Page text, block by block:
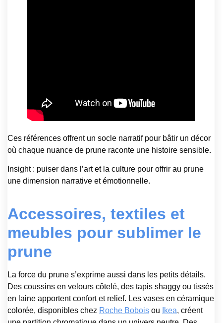
Ces références offrent un socle narratif pour bâtir un décor
où chaque nuance de prune raconte une histoire sensible.
Insight : puiser dans l’art et la culture pour offrir au prune
une dimension narrative et émotionnelle.
Accessoires, textiles et
meubles pour sublimer le
prune
La force du prune s’exprime aussi dans les petits détails.
Des coussins en velours côtelé, des tapis shaggy ou tissés
en laine apportent confort et relief. Les vases en céramique
colorée, disponibles chez Roche Bobois ou Ikea, créent